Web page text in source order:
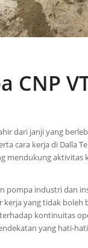
CNP
dari janji yang
cara kerja di Dalla
mendukung aktivitas
pompa industri dan
yang tidak boleh
kontinuitas
yang hati-